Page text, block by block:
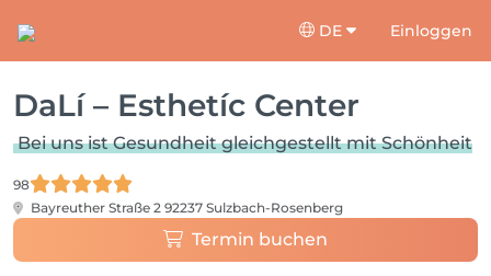
DE Einloggen
DaLí – Esthetíc Center
Bei uns ist Gesundheit gleichgestellt mit Schönheit
98
Bayreuther Straße 2 92237 Sulzbach-Rosenberg
Termin buchen